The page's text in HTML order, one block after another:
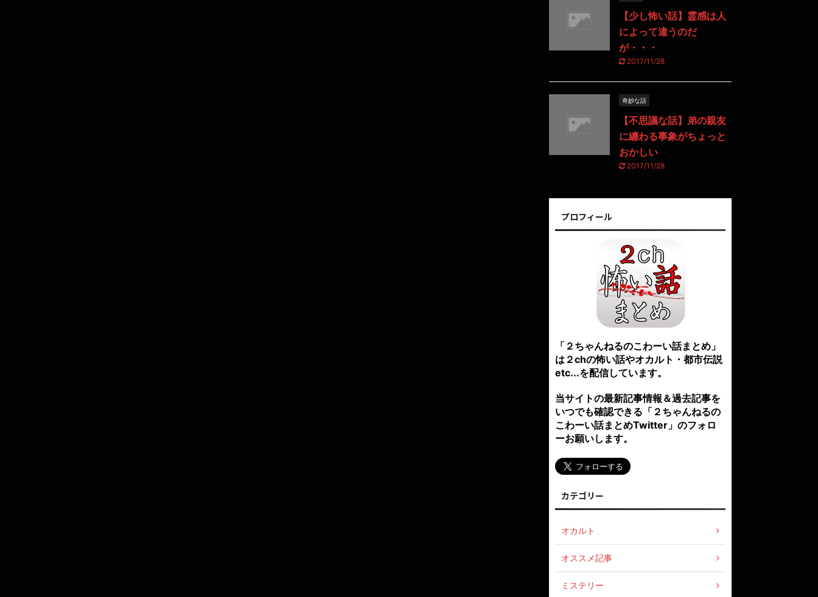
【少し怖い話】霊感は人
によって違うのだ
が・・・
2017/11/28
奇妙な話
【不思議な話】弟の親友
に纏わる事象がちょっと
おかしい
2017/11/28
プロフィール
「２ちゃんねるのこわーい話まとめ」
は２chの怖い話やオカルト・都市伝説
etc...を配信しています。
当サイトの最新記事情報＆過去記事を
いつでも確認できる「２ちゃんねるの
こわーい話まとめTwitter」のフォロ
ーお願いします。
カテゴリー
オカルト
オススメ記事
ミステリー